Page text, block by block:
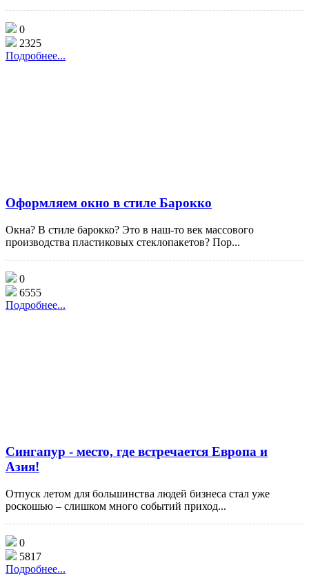
0
2325
Подробнее...
Оформляем окно в стиле Барокко
Окна? В стиле барокко? Это в наш-то век массового
производства пластиковых стеклопакетов? Пор...
0
6555
Подробнее...
Сингапур - место, где встречается Европа и
Азия!
Отпуск летом для большинства людей бизнеса стал уже
роскошью – слишком много событий приход...
0
5817
Подробнее...